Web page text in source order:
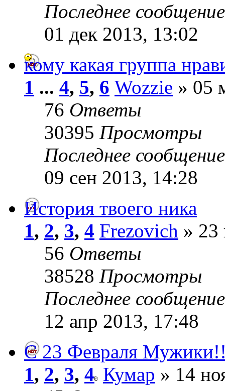
Последнее
01 дек 2013, 13:02
кому какая группа
1 ... 4, 5, 6 Wozzie » 05
76 Ответы
30395 Просмотры
Последнее
09 сен 2013, 14:28
История твоего ника
1, 2, 3, 4 Frezovich » 23
56 Ответы
38528 Просмотры
Последнее
12 апр 2013, 17:48
С 23 Февраля
1, 2, 3, 4 Кумар » 14